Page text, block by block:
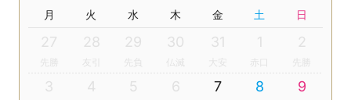
月 火 水 木 金 土 日
27 28
友引
29
先負
30
仏滅
31
大安
1 2
3 4 5 6 7 8 9